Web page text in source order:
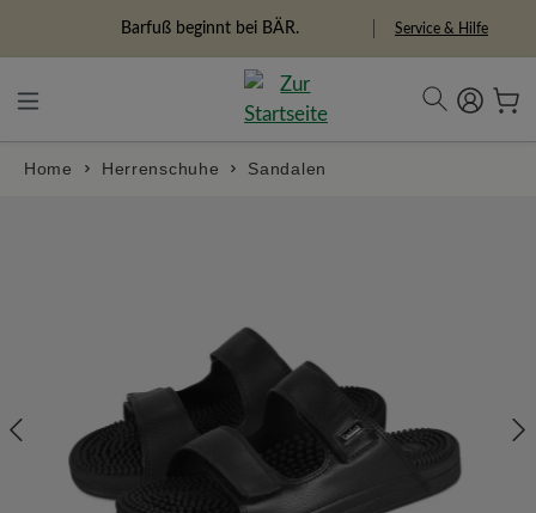
Freiheitspioniere Service & Hilfe
Home Herrenschuhe Sandalen